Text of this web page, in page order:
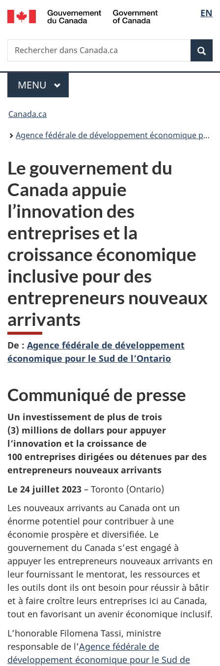
Passer
au
principal
Passer
à
Au
du
Passer
à
version
simplifiée
de
la
EN
Recherche
Rechercher
dans
Menu
MENU PRINCIPAL
Vous
êtes
Canada.ca
Agence fédérale de développement économique pour le Sud de l’Ontario
Le gouvernement du
Canada appuie
l’innovation des
entreprises et la
croissance économique
inclusive pour des
entrepreneurs nouveaux
arrivants
De : Agence fédérale de développement
économique pour le Sud de l’Ontario
Communiqué de presse
Un investissement de plus de trois
(3) millions de dollars pour appuyer
l’innovation et la croissance de
100 entreprises dirigées ou détenues par des
entrepreneurs nouveaux arrivants
Le 24 juillet 2023 – Toronto (Ontario)
Les nouveaux arrivants au Canada ont un
énorme potentiel pour contribuer à une
économie prospère et diversifiée. Le
gouvernement du Canada s’est engagé à
appuyer les entrepreneurs nouveaux arrivants en
leur fournissant le mentorat, les ressources et
les outils dont ils ont besoin pour réussir à bâtir
et à faire croître leurs entreprises ici au Canada,
tout en favorisant un avenir économique inclusif.
L’honorable Filomena Tassi, ministre
responsable de l’Agence fédérale de
développement économique pour le Sud de